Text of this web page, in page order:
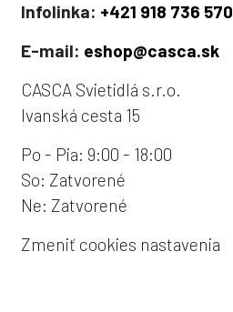
Infolinka: +421 918 736 570
E-mail: eshop@casca.sk
CASCA Svietidlá s.r.o.
Ivanská cesta 15
Po - Pia: 9:00 - 18:00
So: Zatvorené
Ne: Zatvorené
Zmeniť cookies nastavenia